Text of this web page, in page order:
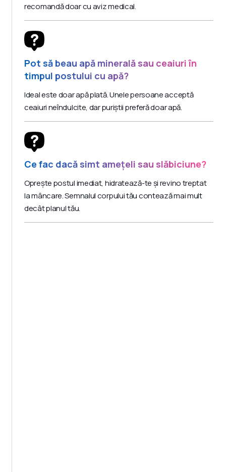
recomandă doar cu aviz medical.
Pot să beau apă minerală sau ceaiuri în
timpul postului cu apă?
Ideal este doar apă plată. Unele persoane acceptă
ceaiuri neîndulcite, dar puriștii preferă doar apă.
Ce fac dacă simt amețeli sau slăbiciune?
Oprește postul imediat, hidratează-te și revino treptat
la mâncare. Semnalul corpului tău contează mai mult
decât planul tău.